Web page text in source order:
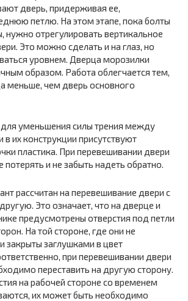
дверь, придерживая ее,
петлю. На этом этапе, пока болты
нужно отрегулировать вертикальное
Это можно сделать и на глаз, но
уровнем. Дверца морозилки
образом. Работа облегчается тем,
меньше, чем дверь основного
уменьшения силы трения между
их конструкции присутствуют
пластика. При перевешивании двери
потерять и не забыть надеть обратно.
рассчитан на перевешивание двери с
Это означает, что на дверце и
предусмотрены отверстия под петли
На той стороне, где они не
закрыты заглушками в цвет
при перевешивании двери
переставить на другую сторону.
на рабочей стороне со временем
их может быть необходимо